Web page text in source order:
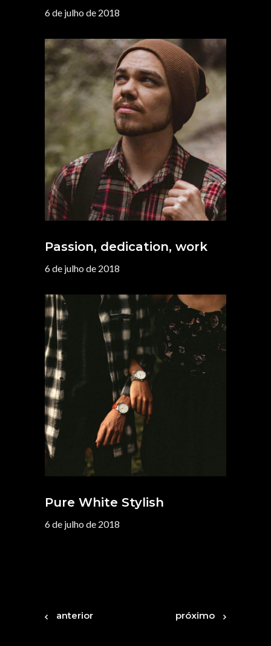
6 de julho de 2018
Passion, dedication, work
6 de julho de 2018
Pure White Stylish
6 de julho de 2018
anterior próximo